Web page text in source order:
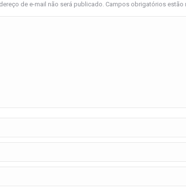
de e-mail não será publicado. Campos obrigatórios estão